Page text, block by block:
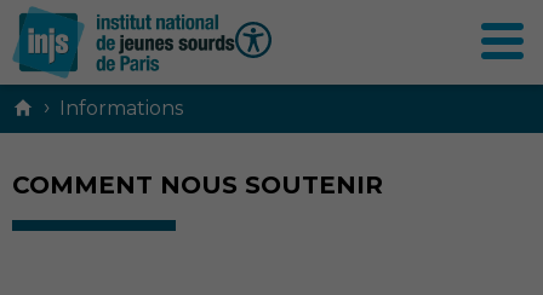
Contenu
› Informations
COMMENT NOUS SOUTENIR